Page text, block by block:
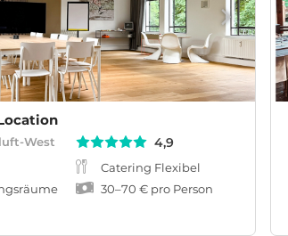
West 4,9
Catering Flexibel
30–70 € pro Person